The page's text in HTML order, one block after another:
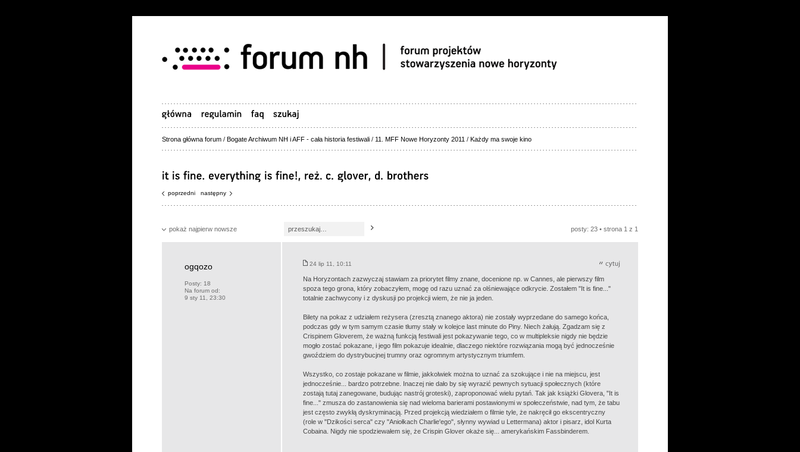
Strona główna forum / Bogate Archiwum NH i AFF - cała historia festiwali / 11. MFF Nowe Horyzonty 2011 / Każdy ma swoje kino
poprzedni następny
pokaż najpierw nowsze posty: 23 • strona 1 z 1
ogqozo
Posty: 18
Na forum od:
9 sty 11, 23:30
24 lip 11, 10:11
Na Horyzontach zazwyczaj stawiam za priorytet filmy znane, docenione np. w Cannes, ale pierwszy film
spoza tego grona, który zobaczyłem, mogę od razu uznać za olśniewające odkrycie. Zostałem "It is fine..."
totalnie zachwycony i z dyskusji po projekcji wiem, że nie ja jeden.
Bilety na pokaz z udziałem reżysera (zresztą znanego aktora) nie zostały wyprzedane do samego końca,
podczas gdy w tym samym czasie tłumy stały w kolejce last minute do Piny. Niech żałują. Zgadzam się z
Crispinem Gloverem, że ważną funkcją festiwali jest pokazywanie tego, co w multipleksie nigdy nie będzie
mogło zostać pokazane, i jego film pokazuje idealnie, dlaczego niektóre rozwiązania mogą być jednocześnie
gwoździem do dystrybucjnej trumny oraz ogromnym artystycznym triumfem.
Wszystko, co zostaje pokazane w filmie, jakkolwiek można to uznać za szokujące i nie na miejscu, jest
jednocześnie... bardzo potrzebne. Inaczej nie dało by się wyrazić pewnych sytuacji społecznych (które
zostają tutaj zanegowane, budując nastrój groteski), zaproponować wielu pytań. Tak jak książki Glovera, "It is
fine..." zmusza do zastanowienia się nad wieloma barierami postawionymi w społeczeństwie, nad tym, że tabu
jest często zwykłą dyskryminacją. Przed projekcją wiedziałem o filmie tyle, że nakręcił go ekscentryczny
(role w "Dzikości serca" czy "Aniołkach Charlie'ego", słynny wywiad u Lettermana) aktor i pisarz, idol Kurta
Cobaina. Nigdy nie spodziewałem się, że Crispin Glover okaże się... amerykańskim Fassbinderem.